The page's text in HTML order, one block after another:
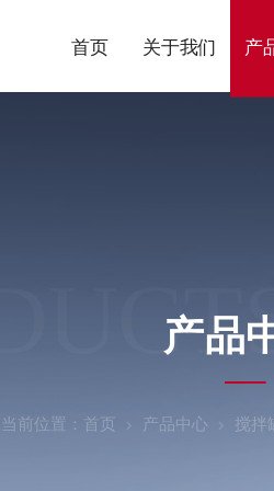
首页 关于我们 产
产品
当前位置： 首页 产品中心 搅拌